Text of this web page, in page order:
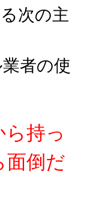
次の主
者の使
ら持っ
面倒だ